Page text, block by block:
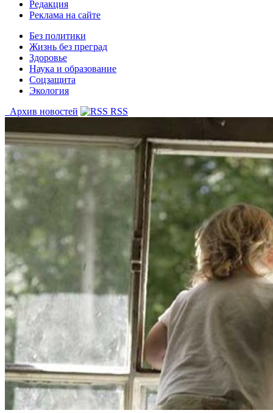
Редакция
Реклама на сайте
Без политики
Жизнь без преград
Здоровье
Наука и образование
Соцзащита
Экология
Архив новостей
RSS